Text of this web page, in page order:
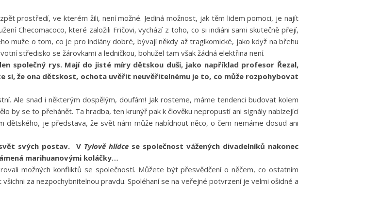
prostředí, ve kterém žili, není možné. Jediná možnost, jak těm lidem pomoci, je najít
Checomacoco, které založili Fričovi, vychází z toho, co si indiáni sami skutečně přejí,
muže o tom, co je pro indiány dobré, bývají někdy až tragikomické, jako když na břehu
středisko se žárovkami a ledničkou, bohužel tam však žádná elektřina není.
společný rys. Mají do jisté míry dětskou duši, jako například profesor Řezal,
si, že ona dětskost, ochota uvěřit neuvěřitelnému je to, co může rozpohybovat
Ale snad i některým dospělým, doufám! Jak rosteme, máme tendenci budovat kolem
by se to přehánět. Ta hradba, ten krunýř pak k člověku nepropustí ani signály nabízející
je představa, že svět nám může nabídnout něco, o čem nemáme dosud ani
svých postav. V Tylově hlídcese společnost vážených divadelníků nakonec
marihuanovými koláčky…
možných konfliktů se společností. Můžete být přesvědčení o něčem, co ostatním
za nezpochybnitelnou pravdu. Spoléhaní se na veřejné potvrzení je velmi ošidné a